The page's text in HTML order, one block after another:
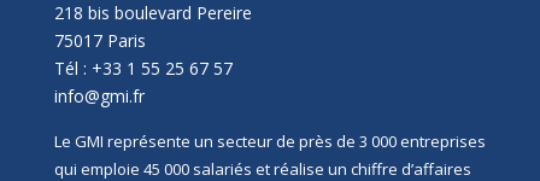
218 bis boulevard Pereire
75017 Paris
Tél : +33 1 55 25 67 57
info@gmi.fr
Le GMI représente un secteur de près de 3 000 entreprises
qui emploie 45 000 salariés et réalise un chiffre d’affaires